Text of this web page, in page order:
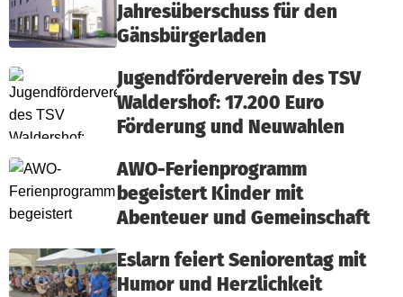
Jahresüberschuss für den
Gänsbürgerladen
Jugendförderverein des TSV
Waldershof: 17.200 Euro
Förderung und Neuwahlen
AWO-Ferienprogramm
begeistert Kinder mit
Abenteuer und Gemeinschaft
Eslarn feiert Seniorentag mit
Humor und Herzlichkeit